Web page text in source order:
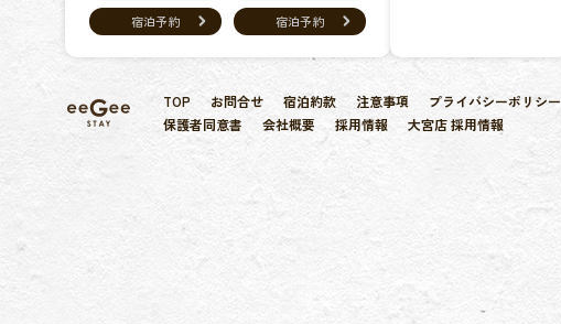
宿泊予約 宿泊予約
TOP お問合せ 宿泊約款 注意事項
プライバシーポリシー
保護者同意書
会社概要 採用情報 大宮店 採用情報